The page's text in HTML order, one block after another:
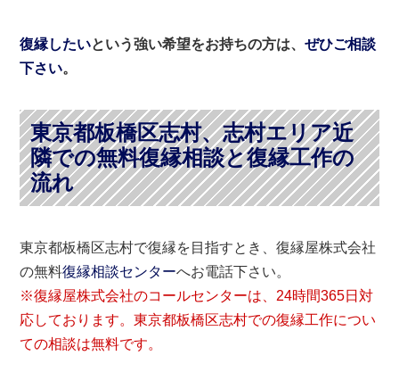
復縁したいという強い希望をお持ちの方は、ぜひご相談
下さい。
東京都板橋区志村、志村エリア近
隣での無料復縁相談と復縁工作の
流れ
東京都板橋区志村で復縁を目指すとき、復縁屋株式会社
の無料復縁相談センターへお電話下さい。
※復縁屋株式会社のコールセンターは、24時間365日対
応しております。東京都板橋区志村での復縁工作につい
ての相談は無料です。